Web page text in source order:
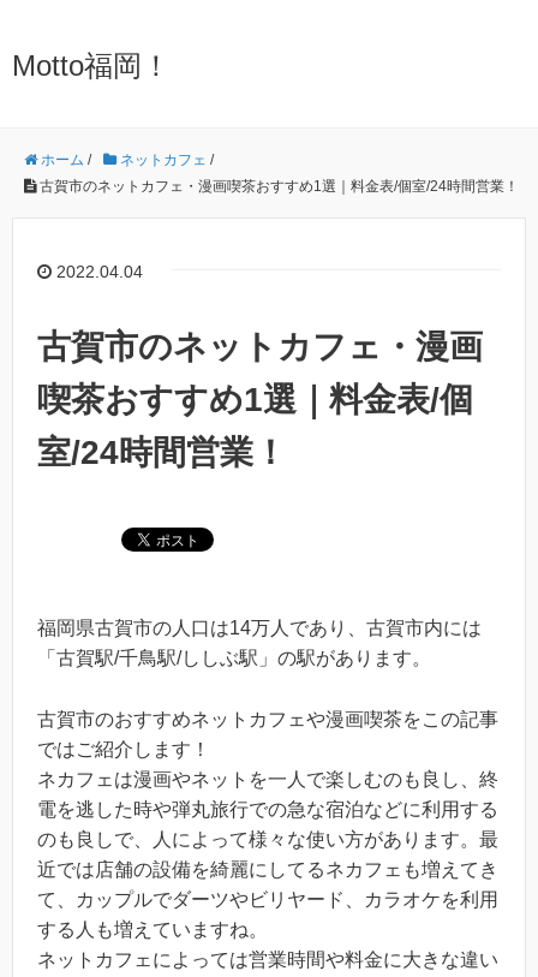
Motto福岡！
ホーム / ネットカフェ /
古賀市のネットカフェ・漫画喫茶おすすめ1選｜料金表/個室/24時間営業！
2022.04.04
古賀市のネットカフェ・漫画
喫茶おすすめ1選｜料金表/個
室/24時間営業！
福岡県古賀市の人口は14万人であり、古賀市内には
「古賀駅/千鳥駅/ししぶ駅」の駅があります。
古賀市のおすすめネットカフェや漫画喫茶をこの記事
ではご紹介します！
ネカフェは漫画やネットを一人で楽しむのも良し、終
電を逃した時や弾丸旅行での急な宿泊などに利用する
のも良しで、人によって様々な使い方があります。最
近では店舗の設備を綺麗にしてるネカフェも増えてき
て、カップルでダーツやビリヤード、カラオケを利用
する人も増えていますね。
ネットカフェによっては営業時間や料金に大きな違い